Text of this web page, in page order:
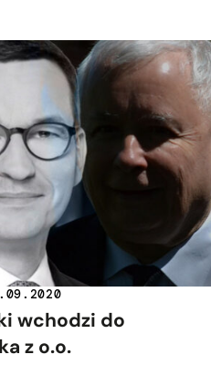
wchodzi do
z o.o.